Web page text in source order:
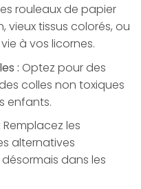
rouleaux de papier
vieux tissus colorés, ou
à vos licornes.
: Optez pour des
colles non toxiques
enfants.
Remplacez les
alternatives
dans les